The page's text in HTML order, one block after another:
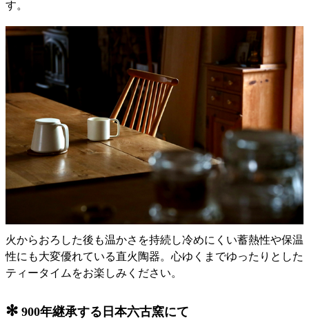
す。
火からおろした後も温かさを持続し冷めにくい蓄熱性や保温
性にも大変優れている直火陶器。心ゆくまでゆったりとした
ティータイムをお楽しみください。
✻ 900年継承する日本六古窯にて